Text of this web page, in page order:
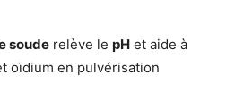
soude relève le pH et aide à
oïdium en pulvérisation